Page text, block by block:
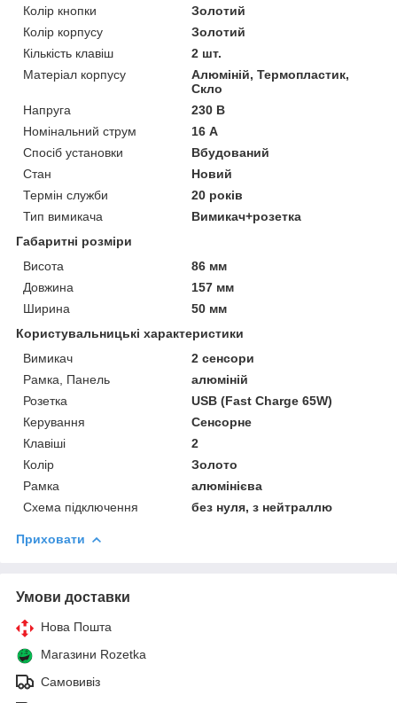
Колір кнопки
Золотий
Колір корпусу
Золотий
Кількість клавіш
2 шт.
Матеріал корпусу
Алюміній, Термопластик,
Скло
Напруга
230 В
Номінальний струм
16 А
Спосіб установки
Вбудований
Стан
Новий
Термін служби
20 років
Тип вимикача
Вимикач+розетка
Габаритні розміри
Висота
86 мм
Довжина
157 мм
Ширина
50 мм
Користувальницькі характеристики
Вимикач
2 сенсори
Рамка, Панель
алюміній
Розетка
USB (Fast Charge 65W)
Керування
Сенсорне
Клавіші
2
Колір
Золото
Рамка
алюмінієва
Схема підключення
без нуля, з нейтраллю
Приховати
Умови доставки
Нова Пошта
Магазини Rozetka
Самовивіз